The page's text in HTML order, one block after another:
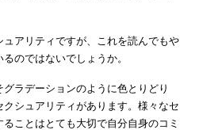
アリティですが、これを読んでもや
のではないでしょうか。
ラデーションのように色とりどり
シュアリティがあります。様々なセ
ことはとても大切で自分自身のコミ